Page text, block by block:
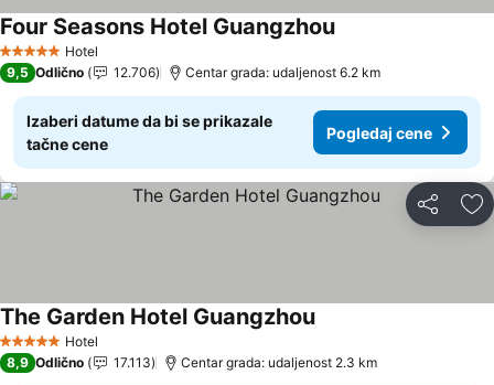
5 ZvezdiceHotel
Four Seasons Hotel GuangzhouPogledaj cene
9,5 Odlično 12.706 Centar grada: udaljenost 6.2 km
Izaberi datume da bi se prikazale
tačne cene
Pogledaj cene
Deli
5 ZvezdiceHotel
The Garden Hotel GuangzhouPogledaj cene
8,9 Odlično 17.113 Centar grada: udaljenost 2.3 km